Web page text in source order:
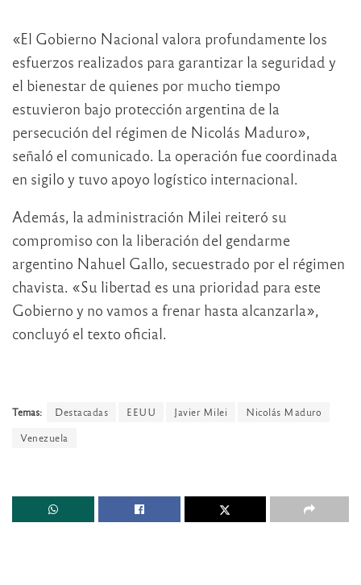
«El Gobierno Nacional valora profundamente los
esfuerzos realizados para garantizar la seguridad y
el bienestar de quienes por mucho tiempo
estuvieron bajo protección argentina de la
persecución del régimen de Nicolás Maduro»,
señaló el comunicado. La operación fue coordinada
en sigilo y tuvo apoyo logístico internacional.
Además, la administración Milei reiteró su
compromiso con la liberación del gendarme
argentino Nahuel Gallo, secuestrado por el régimen
chavista. «Su libertad es una prioridad para este
Gobierno y no vamos a frenar hasta alcanzarla»,
concluyó el texto oficial.
Temas: Destacadas EEUU Javier Milei
Nicolás Maduro
Venezuela